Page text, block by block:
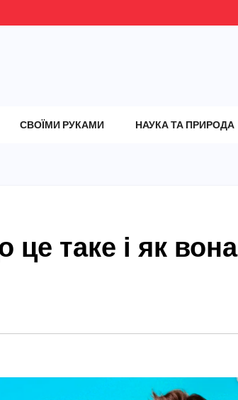
СВОЇМИ РУКАМИ НАУКА ТА ПРИРОДА
це таке і як вона